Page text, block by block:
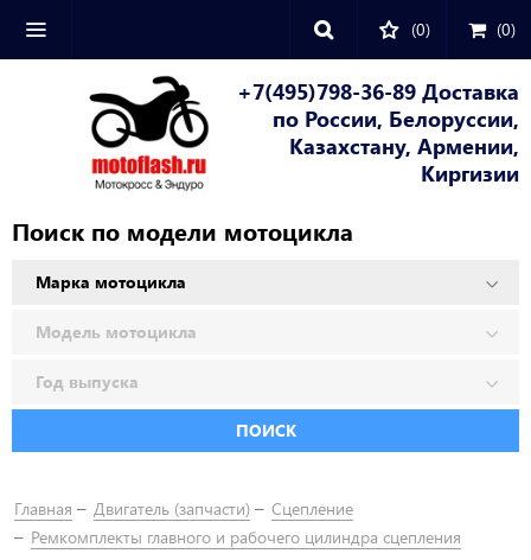
(0) (0)
+7(495)798-36-89 Доставка
по России, Белоруссии,
Казахстану, Армении,
Киргизии
Поиск по модели мотоцикла
ПОИСК
Главная Двигатель (запчасти)
Сцепление
Ремкомплекты главного и рабочего цилиндра сцепления